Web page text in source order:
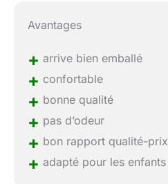
Avantages
+ arrive bien emballé
+ confortable
+ bonne qualité
+ pas d’odeur
+ bon rapport qualité-prix
+ adapté pour les enfants